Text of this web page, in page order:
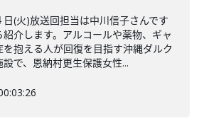
日(火)放送回担当は中川信子さんです
介します。アルコールや薬物、ギャ
抱える人が回復を目指す沖縄ダルク
で、恩納村更生保護女性...